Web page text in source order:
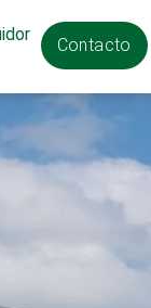
Contacto